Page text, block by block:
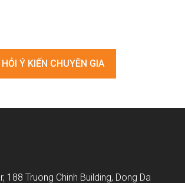
HỎI Ý KIẾN CHUYÊN GIA
188 Truong Chinh Building, Dong Da